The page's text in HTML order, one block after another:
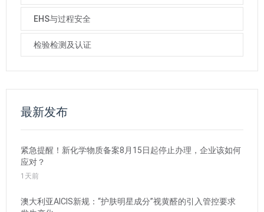
EHS与过程安全
检验检测及认证
最新发布
紧急提醒！新化学物质备案8月15日起停止办理，企业该如何
应对？
1天前
澳大利亚AICIS新规：“护肤明星成分”视黄醛的引入管控要求